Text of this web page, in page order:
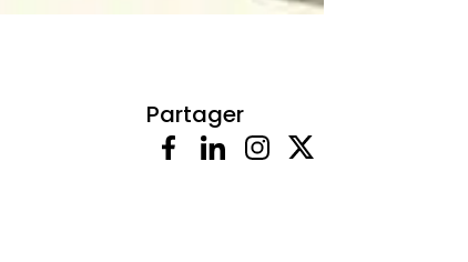
Partager